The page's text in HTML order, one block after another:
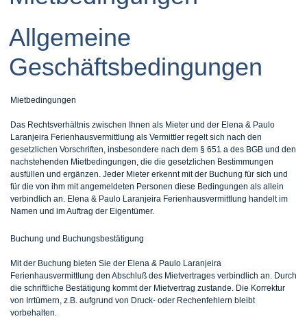
Allgemeine
Geschäftsbedingungen
Mietbedingungen
Das Rechtsverhältnis zwischen Ihnen als Mieter und der Elena & Paulo
Laranjeira Ferienhausvermittlung als Vermittler regelt sich nach den
gesetzlichen Vorschriften, insbesondere nach dem § 651 a des BGB und den
nachstehenden Mietbedingungen, die die gesetzlichen Bestimmungen
ausfüllen und ergänzen. Jeder Mieter erkennt mit der Buchung für sich und
für die von ihm mit angemeldeten Personen diese Bedingungen als allein
verbindlich an. Elena & Paulo Laranjeira Ferienhausvermittlung handelt im
Namen und im Auftrag der Eigentümer.
Buchung und Buchungsbestätigung
Mit der Buchung bieten Sie der Elena & Paulo Laranjeira
Ferienhausvermittlung den Abschluß des Mietvertrages verbindlich an. Durch
die schriftliche Bestätigung kommt der Mietvertrag zustande. Die Korrektur
von Irrtümern, z.B. aufgrund von Druck- oder Rechenfehlern bleibt
vorbehalten.